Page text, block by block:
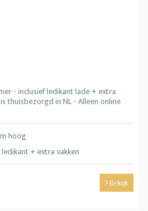
- inclusief ledikant lade + extra
thuisbezorgd in NL - Alleen online
hoog
+ extra vakken
Bekijk